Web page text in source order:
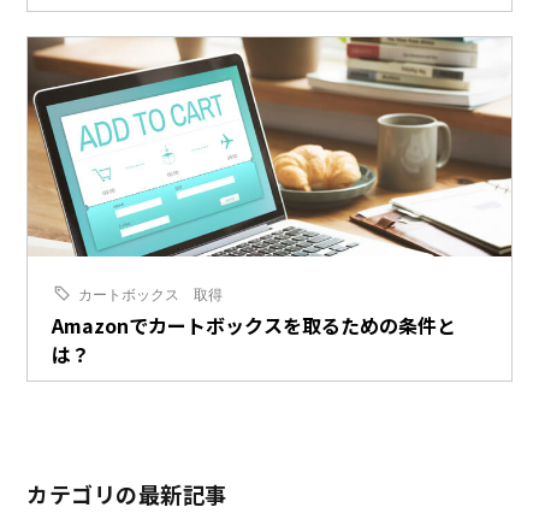
カートボックス 取得
Amazonでカートボックスを取るための条件と
は？
カテゴリの最新記事